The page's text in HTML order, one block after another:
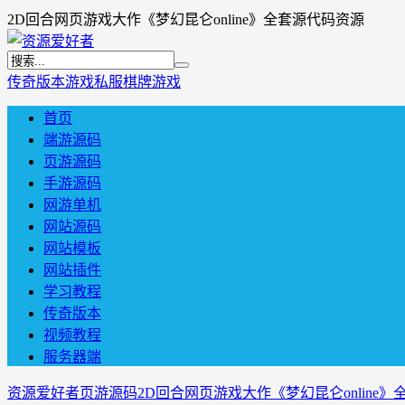
2D回合网页游戏大作《梦幻昆仑online》全套源代码资源
传奇版本游戏私服棋牌游戏
首页
端游源码
页游源码
手游源码
网游单机
网站源码
网站模板
网站插件
学习教程
传奇版本
视频教程
服务器端
资源爱好者页游源码2D回合网页游戏大作《梦幻昆仑online》